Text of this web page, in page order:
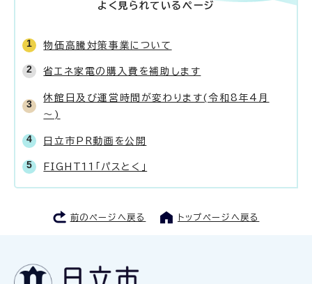
よく見られているページ
物価高騰対策事業について
省エネ家電の購入費を補助します
休館日及び運営時間が変わります(令和8年4月
～)
日立市PR動画を公開
FIGHT11「パスとく」
前のページへ戻る トップページへ戻る